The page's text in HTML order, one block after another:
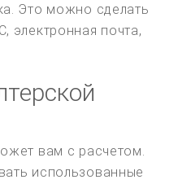
Это можно сделать
электронная почта,
вам с расчетом.
использованные